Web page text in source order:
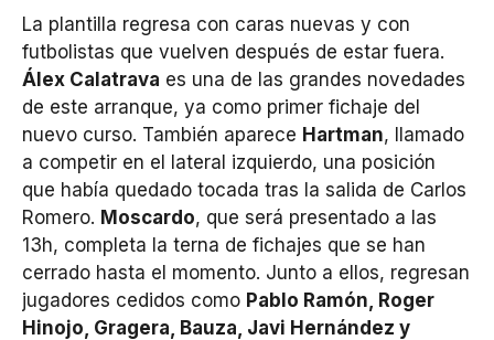
La plantilla regresa con caras nuevas y con
futbolistas que vuelven después de estar fuera.
Álex Calatrava es una de las grandes novedades
de este arranque, ya como primer fichaje del
nuevo curso. También aparece Hartman, llamado
a competir en el lateral izquierdo, una posición
que había quedado tocada tras la salida de Carlos
Romero. Moscardo, que será presentado a las
13h, completa la terna de fichajes que se han
cerrado hasta el momento. Junto a ellos, regresan
jugadores cedidos como Pablo Ramón, Roger
Hinojo, Gragera, Bauza, Javi Hernández y